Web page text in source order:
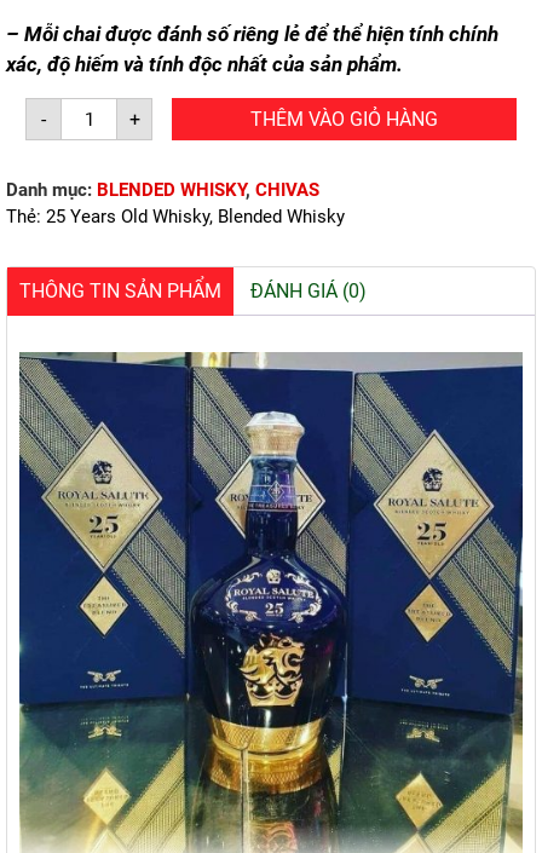
– Mỗi chai được đánh số riêng lẻ để thể hiện tính chính
xác, độ hiếm và tính độc nhất của sản phẩm.
-
CHIVAS
ROYAL
(700ml/40%)
số
lượng
+ THÊM VÀO GIỎ HÀNG
Danh mục: BLENDED WHISKY, CHIVAS
Thẻ: 25 Years Old Whisky, Blended Whisky
THÔNG TIN SẢN PHẨM ĐÁNH GIÁ (0)